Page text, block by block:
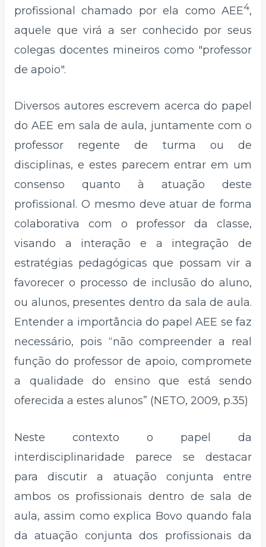
profissional chamado por ela como AEE4,
aquele que virá a ser conhecido por seus
colegas docentes mineiros como "professor
de apoio".
Diversos autores escrevem acerca do papel
do AEE em sala de aula, juntamente com o
professor regente de turma ou de
disciplinas, e estes parecem entrar em um
consenso quanto à atuação deste
profissional. O mesmo deve atuar de forma
colaborativa com o professor da classe,
visando a interação e a integração de
estratégias pedagógicas que possam vir a
favorecer o processo de inclusão do aluno,
ou alunos, presentes dentro da sala de aula.
Entender a importância do papel AEE se faz
necessário, pois “não compreender a real
função do professor de apoio, compromete
a qualidade do ensino que está sendo
oferecida a estes alunos” (NETO, 2009, p.35)
Neste contexto o papel da
interdisciplinaridade parece se destacar
para discutir a atuação conjunta entre
ambos os profissionais dentro de sala de
aula, assim como explica Bovo quando fala
da atuação conjunta dos profissionais da